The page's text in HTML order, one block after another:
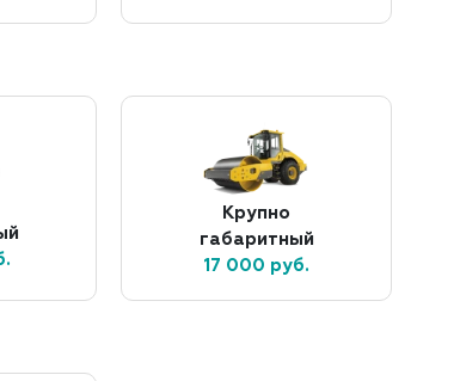
Крупно
габаритный
17 000 руб.